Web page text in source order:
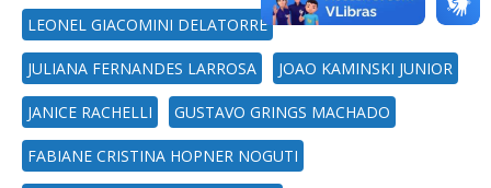
LEONEL GIACOMINI DELATORRE
JULIANA FERNANDES LARROSA JOAO KAMINSKI JUNIOR
JANICE RACHELLI GUSTAVO GRINGS MACHADO
FABIANE CRISTINA HOPNER NOGUTI